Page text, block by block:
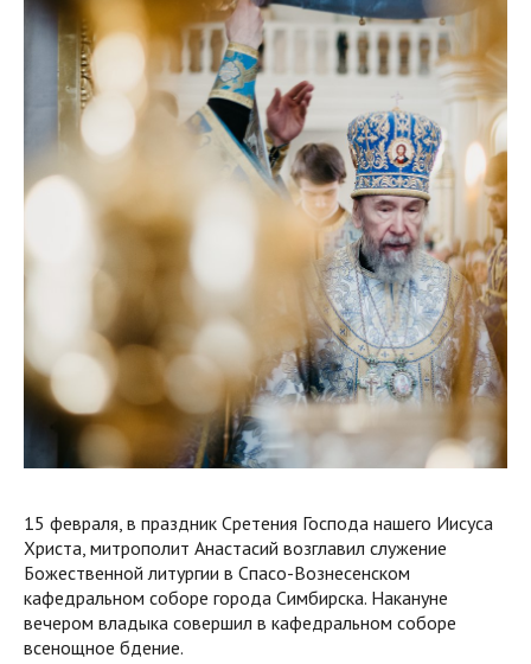
15 февраля, в праздник Сретения Господа нашего Иисуса
Христа, митрополит Анастасий возглавил служение
Божественной литургии в Спасо-Вознесенском
кафедральном соборе города Симбирска. Накануне
вечером владыка совершил в кафедральном соборе
всенощное бдение.